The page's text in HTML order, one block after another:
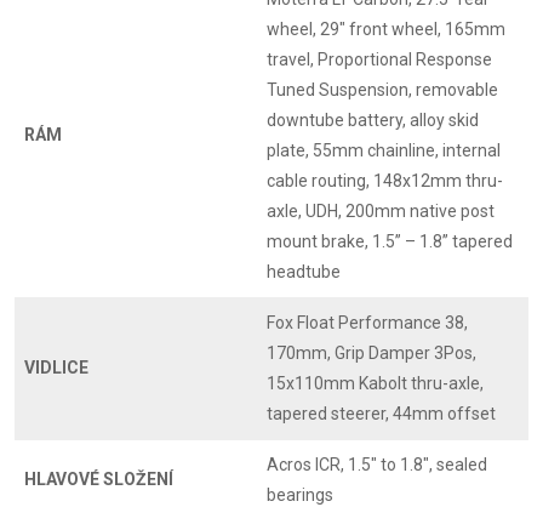
RÁM
wheel, 29" front wheel, 165mm
travel, Proportional Response
Tuned Suspension, removable
downtube battery, alloy skid
plate, 55mm chainline, internal
cable routing, 148x12mm thru-
axle, UDH, 200mm native post
mount brake, 1.5” – 1.8” tapered
headtube
VIDLICE
Fox Float Performance 38,
170mm, Grip Damper 3Pos,
15x110mm Kabolt thru-axle,
tapered steerer, 44mm offset
HLAVOVÉ SLOŽENÍ
Acros ICR, 1.5" to 1.8", sealed
bearings